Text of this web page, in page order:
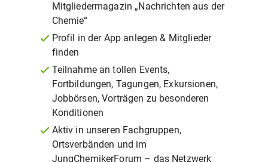
Mitgliedermagazin „Nachrichten aus der
Chemie“
Profil in der App anlegen & Mitglieder
finden
Teilnahme an tollen Events,
Fortbildungen, Tagungen, Exkursionen,
Jobbörsen, Vorträgen zu besonderen
Konditionen
Aktiv in unseren Fachgruppen,
Ortsverbänden und im
JungChemikerForum – das Netzwerk